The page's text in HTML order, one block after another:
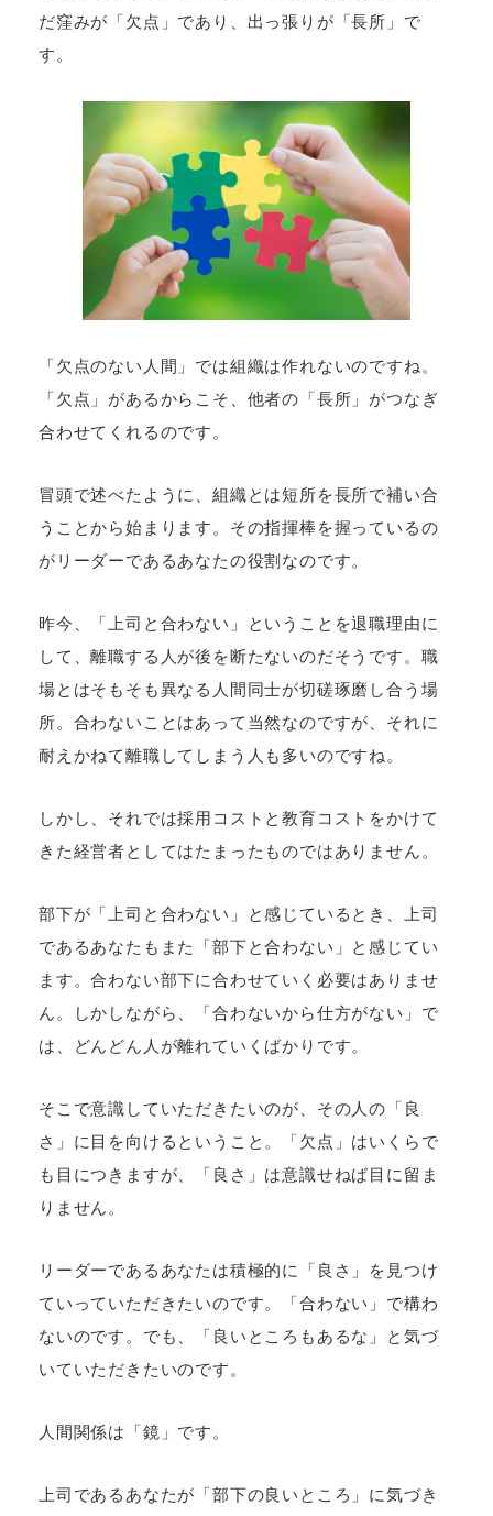
だ窪みが「欠点」であり、出っ張りが「長所」で
す。
「欠点のない人間」では組織は作れないのですね。
「欠点」があるからこそ、他者の「長所」がつなぎ
合わせてくれるのです。
冒頭で述べたように、組織とは短所を長所で補い合
うことから始まります。その指揮棒を握っているの
がリーダーであるあなたの役割なのです。
昨今、「上司と合わない」ということを退職理由に
して、離職する人が後を断たないのだそうです。職
場とはそもそも異なる人間同士が切磋琢磨し合う場
所。合わないことはあって当然なのですが、それに
耐えかねて離職してしまう人も多いのですね。
しかし、それでは採用コストと教育コストをかけて
きた経営者としてはたまったものではありません。
部下が「上司と合わない」と感じているとき、上司
であるあなたもまた「部下と合わない」と感じてい
ます。合わない部下に合わせていく必要はありませ
ん。しかしながら、「合わないから仕方がない」で
は、どんどん人が離れていくばかりです。
そこで意識していただきたいのが、その人の「良
さ」に目を向けるということ。「欠点」はいくらで
も目につきますが、「良さ」は意識せねば目に留ま
りません。
リーダーであるあなたは積極的に「良さ」を見つけ
ていっていただきたいのです。「合わない」で構わ
ないのです。でも、「良いところもあるな」と気づ
いていただきたいのです。
人間関係は「鏡」です。
上司であるあなたが「部下の良いところ」に気づき